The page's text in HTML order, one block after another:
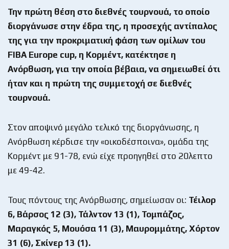
Την πρώτη θέση στο διεθνές τουρνουά, το οποίο
διοργάνωσε στην έδρα της, η προσεχής αντίπαλος
της για την προκριματική φάση των ομίλων του
FIBA Europe cup, η Κορμέντ, κατέκτησε η
Ανόρθωση, για την οποία βέβαια, να σημειωθεί ότι
ήταν και η πρώτη της συμμετοχή σε διεθνές
τουρνουά.
Στον αποψινό μεγάλο τελικό της διοργάνωσης, η
Ανόρθωση κέρδισε την «οικοδέσποινα», ομάδα της
Κορμέντ με 91-78, ενώ είχε προηγηθεί στο 20λεπτο
με 49-42.
Τους πόντους της Ανόρθωσης, σημείωσαν οι: Τέιλορ
6, Βάρσος 12 (3), Τάλντον 13 (1), Τομπάζος,
Μαραγκός 5, Μουόσα 11 (3), Μαυρομμάτης, Χόρτον
31 (6), Σκίνερ 13 (1).